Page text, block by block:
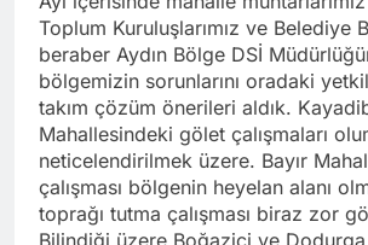
Toplum Kuruluşlarımız ve Belediye
beraber Aydın Bölge DSİ
bölgemizin sorunlarını oradaki
takım çözüm önerileri aldık.
Mahallesindeki gölet çalışmaları
neticelendirilmek üzere. Bayır
çalışması bölgenin heyelan alanı
toprağı tutma çalışması biraz zor
Bilindiği üzere Boğaziçi ve Dodurga